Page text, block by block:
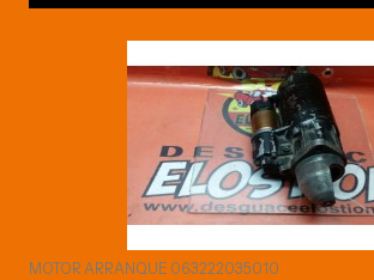
MOTOR ARRANQUE 063222035010